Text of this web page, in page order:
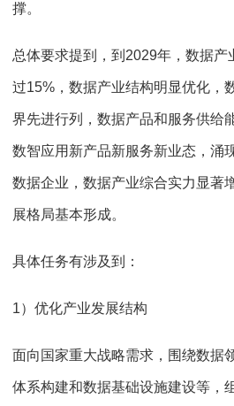
撑。
总体要求提到，到2029年，数据产
过15%，数据产业结构明显优化，
界先进行列，数据产品和服务供给
数智应用新产品新服务新业态，涌
数据企业，数据产业综合实力显著
展格局基本形成。
具体任务有涉及到：
1）优化产业发展结构
面向国家重大战略需求，围绕数据
体系构建和数据基础设施建设等，